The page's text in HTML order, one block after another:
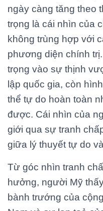
ngày càng tăng theo
trọng là cái nhìn của
không trùng hợp với
phương diện chính
trọng vào sự thịnh
lập quốc gia, còn
thể tự do hoàn toàn
được. Cái nhìn của
giới qua sự tranh
giữa lý thuyết tự do
Từ góc nhìn tranh
hưởng, người Mỹ
bành trướng của